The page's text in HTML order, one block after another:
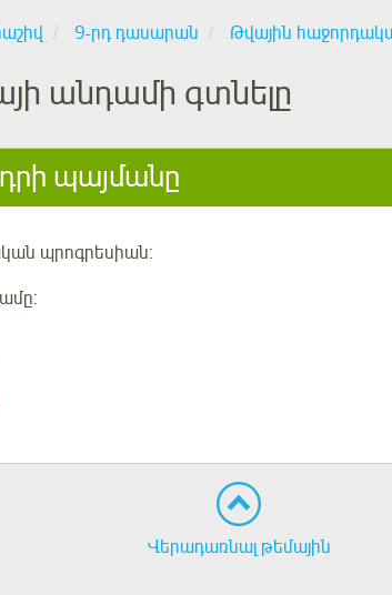
9-րդ դասարան Թվային
անդամի գտնելը
պայմանը
պրոգրեսիան:
Վերադառնալ թեմային